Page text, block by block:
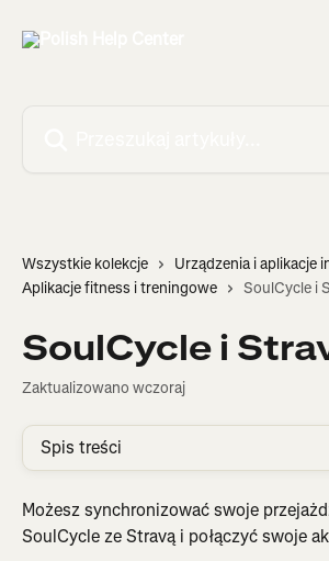
Wszystkie kolekcje
Urządzenia i aplikacje
Aplikacje fitness i treningowe
SoulCycle i
SoulCycle i
Zaktualizowano wczoraj
Spis treści
Możesz synchronizować swoje
SoulCycle ze Stravą i połączyć swoje